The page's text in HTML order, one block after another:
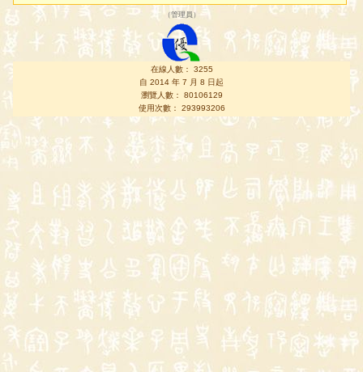
（管理員 ）
在線人數： 3255
自 2014 年 7 月 8 日起
瀏覽人數： 80106129
使用次數： 293993206